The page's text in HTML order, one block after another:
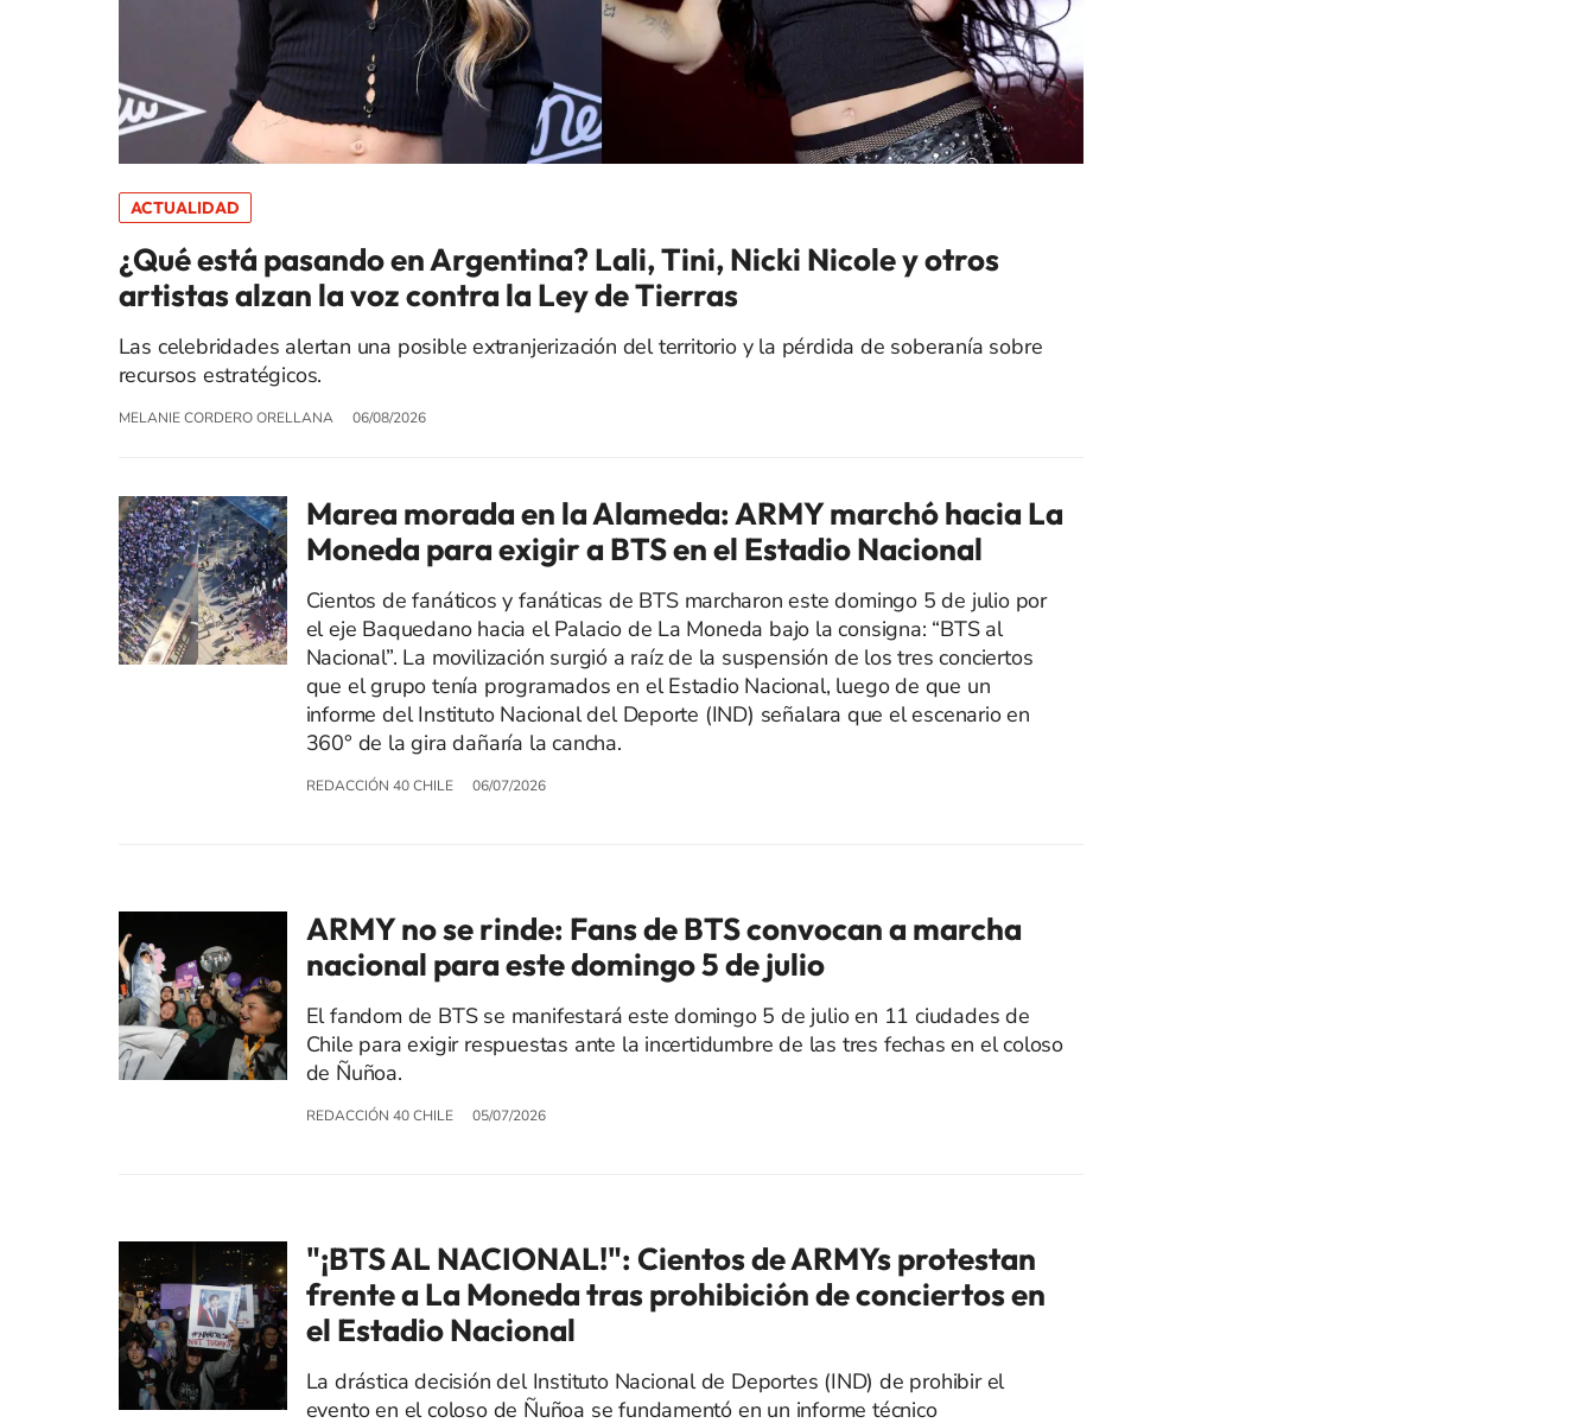
ACTUALIDAD
¿Qué está pasando en Argentina? Lali, Tini, Nicki Nicole y otros
artistas alzan la voz contra la Ley de Tierras
Las celebridades alertan una posible extranjerización del territorio y la pérdida de soberanía sobre
recursos estratégicos.
MELANIE CORDERO ORELLANA 06/08/2026
Marea morada en la Alameda: ARMY marchó hacia La
Moneda para exigir a BTS en el Estadio Nacional
Cientos de fanáticos y fanáticas de BTS marcharon este domingo 5 de julio por
el eje Baquedano hacia el Palacio de La Moneda bajo la consigna: “BTS al
Nacional”. La movilización surgió a raíz de la suspensión de los tres conciertos
que el grupo tenía programados en el Estadio Nacional, luego de que un
informe del Instituto Nacional del Deporte (IND) señalara que el escenario en
360° de la gira dañaría la cancha.
REDACCIÓN 40 CHILE 06/07/2026
ARMY no se rinde: Fans de BTS convocan a marcha
nacional para este domingo 5 de julio
El fandom de BTS se manifestará este domingo 5 de julio en 11 ciudades de
Chile para exigir respuestas ante la incertidumbre de las tres fechas en el coloso
de Ñuñoa.
REDACCIÓN 40 CHILE 05/07/2026
"¡BTS AL NACIONAL!": Cientos de ARMYs protestan
frente a La Moneda tras prohibición de conciertos en
el Estadio Nacional
La drástica decisión del Instituto Nacional de Deportes (IND) de prohibir el
evento en el coloso de Ñuñoa se fundamentó en un informe técnico